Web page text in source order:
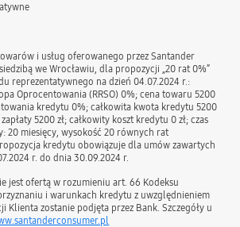
i usług oferowanego przez Santander
we Wrocławiu, dla propozycji „20 rat 0%”
reprezentatywnego na dzień 04.07.2024 r.:
Oprocentowania (RRSO) 0%; cena towaru 5200
kredytu 0%; całkowita kwota kredytu 5200
5200 zł; całkowity koszt kredytu 0 zł; czas
20 miesięcy, wysokość 20 równych rat
kredytu obowiązuje dla umów zawartych
r. do dnia 30.09.2024 r.
jest ofertą w rozumieniu art. 66 Kodeksu
i warunkach kredytu z uwzględnieniem
Klienta zostanie podjęta przez Bank. Szczegóły u